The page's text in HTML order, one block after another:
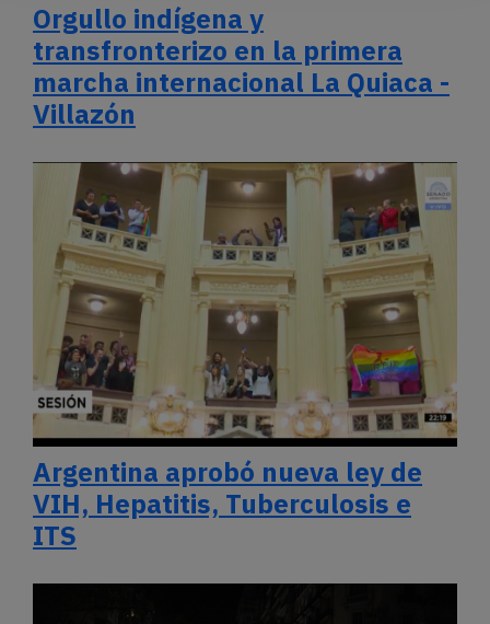
Orgullo indígena y
transfronterizo en la primera
marcha internacional La Quiaca -
Villazón
Argentina aprobó nueva ley de
VIH, Hepatitis, Tuberculosis e
ITS